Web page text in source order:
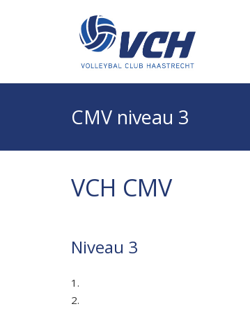
CMV niveau 3
VCH CMV
Niveau 3
1.
2.